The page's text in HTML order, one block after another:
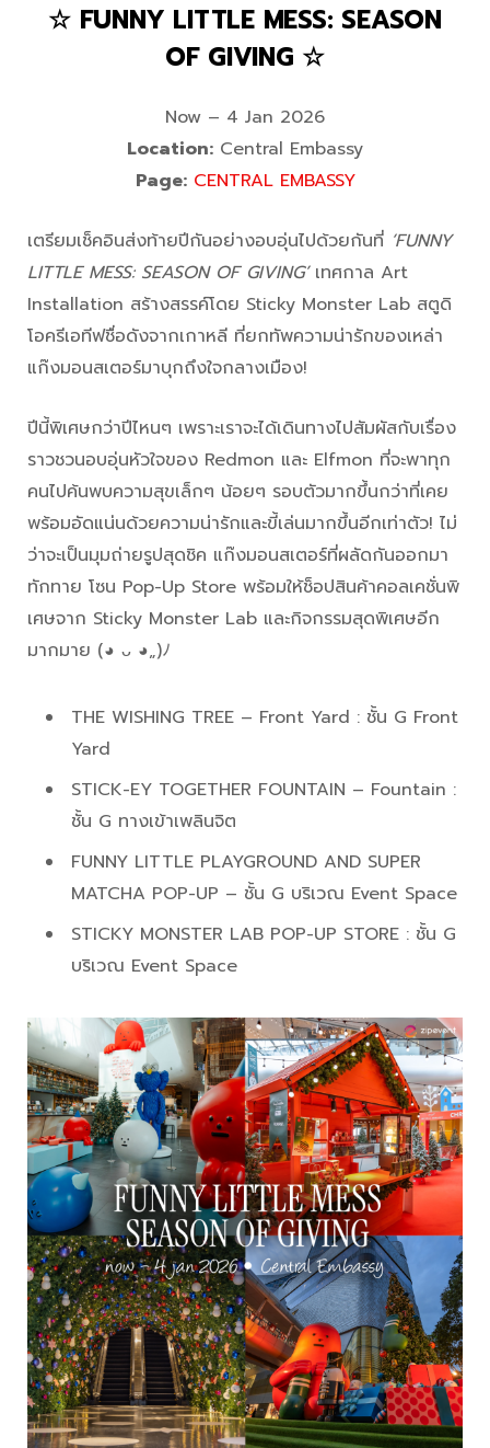
☆ FUNNY LITTLE MESS: SEASON
OF GIVING ☆
Now – 4 Jan 2026
Location: Central Embassy
Page: CENTRAL EMBASSY
เตรียมเช็คอินส่งท้ายปีกันอย่างอบอุ่นไปด้วยกันที่ ‘FUNNY
LITTLE MESS: SEASON OF GIVING’เทศกาล Art
Installation สร้างสรรค์โดย Sticky Monster Lab สตูดิ
โอครีเอทีฟชื่อดังจากเกาหลี ที่ยกทัพความน่ารักของเหล่า
แก๊งมอนสเตอร์มาบุกถึงใจกลางเมือง!
ปีนี้พิเศษกว่าปีไหนๆ เพราะเราจะได้เดินทางไปสัมผัสกับเรื่อง
ราวชวนอบอุ่นหัวใจของ Redmon และ Elfmon ที่จะพาทุก
คนไปค้นพบความสุขเล็กๆ น้อยๆ รอบตัวมากขึ้นกว่าที่เคย
พร้อมอัดแน่นด้วยความน่ารักและขี้เล่นมากขึ้นอีกเท่าตัว! ไม่
ว่าจะเป็นมุมถ่ายรูปสุดชิค แก๊งมอนสเตอร์ที่ผลัดกันออกมา
ทักทาย โซน Pop-Up Store พร้อมให้ช็อปสินค้าคอลเคชั่นพิ
เศษจาก Sticky Monster Lab และกิจกรรมสุดพิเศษอีก
มากมาย (◕ ᴗ ◕„)ﾉ
THE WISHING TREE – Front Yard : ชั้น G Front
Yard
STICK-EY TOGETHER FOUNTAIN – Fountain :
ชั้น G ทางเข้าเพลินจิต
FUNNY LITTLE PLAYGROUND AND SUPER
MATCHA POP-UP – ชั้น G บริเวณ Event Space
STICKY MONSTER LAB POP-UP STORE : ชั้น G
บริเวณ Event Space